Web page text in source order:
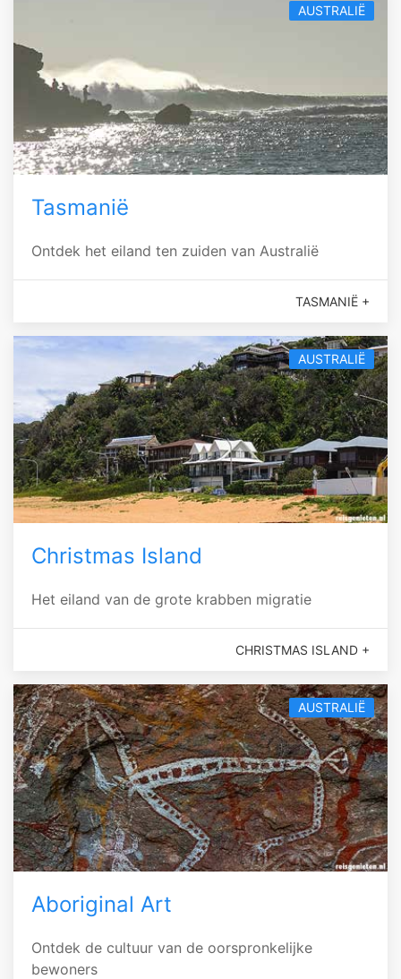
AUSTRALIË
Tasmanië
Ontdek het eiland ten zuiden van Australië
TASMANIË +
AUSTRALIË
Christmas Island
Het eiland van de grote krabben migratie
CHRISTMAS ISLAND +
AUSTRALIË
Aboriginal Art
Ontdek de cultuur van de oorspronkelijke
bewoners